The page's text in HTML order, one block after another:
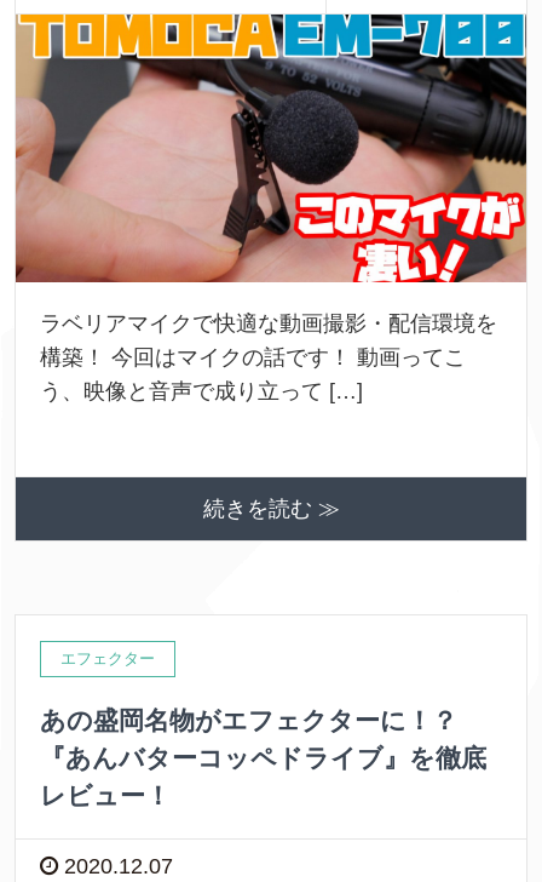
ラベリアマイクで快適な動画撮影・配信環境を
構築！ 今回はマイクの話です！ 動画ってこ
う、映像と音声で成り立って […]
続きを読む ≫
エフェクター
あの盛岡名物がエフェクターに！？
『あんバターコッペドライブ』を徹底
レビュー！
2020.12.07